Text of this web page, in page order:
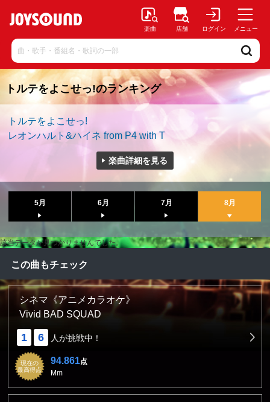
楽曲 店舗 ログイン メニュー
トルテをよこせっ!のランキング
トルテをよこせっ!
レオンハルト&ハイネ from P4 with T
楽曲詳細を見る
5月 6月 7月 8月
該当データが見つかりませんでした。
この曲もチェック
シネマ《アニメカラオケ》
Vivid BAD SQUAD
1 6 人が挑戦中！
現在の
最高得点
94.861点
Mm